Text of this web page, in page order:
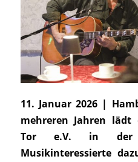
11. Januar 2026 |
mehreren Jahren lädt
Tor e.V. in der
Musikinteressierte